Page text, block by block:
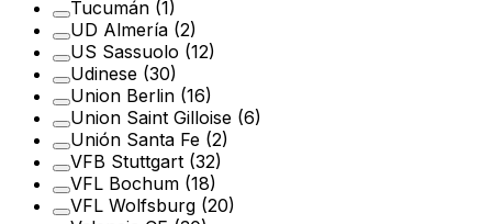
Tucumán (1)
UD Almería (2)
US Sassuolo (12)
Udinese (30)
Union Berlin (16)
Union Saint Gilloise (6)
Unión Santa Fe (2)
VFB Stuttgart (32)
VFL Bochum (18)
VFL Wolfsburg (20)